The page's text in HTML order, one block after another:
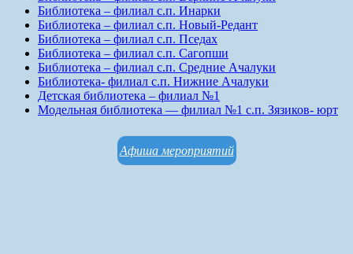
Библиотека – филиал с.п. Инарки
Библиотека – филиал с.п. Новый-Редант
Библиотека – филиал с.п. Пседах
Библиотека – филиал с.п. Сагопши
Библиотека – филиал с.п. Средние Ачалуки
Библиотека- филиал с.п. Нижние Ачалуки
Детская библиотека – филиал №1
Модельная библиотека — филиал №1 с.п. Зязиков- юрт
Афиша мероприятий